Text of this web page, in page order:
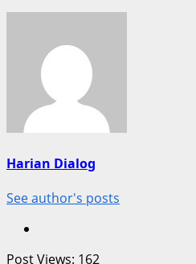
Harian Dialog
See author's posts
Post Views: 162